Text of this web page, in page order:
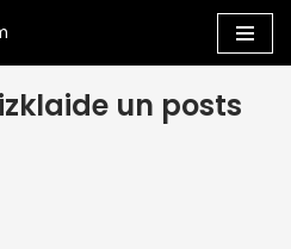
un posts